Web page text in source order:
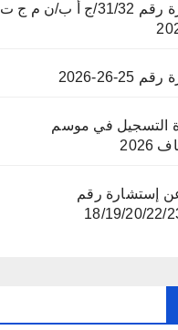
استشارة رقم 31/32/ج أ ب/ن م ج ت
26-2026
التسجيل في موسم
عن إستشارة رقم
18/19/20/22/